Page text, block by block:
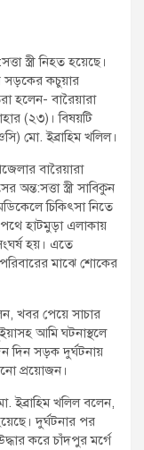
স্ত্রী নিহত হয়েছে।
সড়কের কচুয়ার
হলেন- বারৈয়ারা
(২৩)। বিষয়টি
মো. ইব্রাহিম খলিল।
বারৈয়ারা
অন্ত:সত্তা স্ত্রী সাবিকুন
চিকিৎসা নিতে
হাটমুড়া এলাকায়
হয়। এতে
মাঝে শোকের
খবর পেয়ে সাচার
আমি ঘটনাস্থলে
দিন সড়ক দুর্ঘটনায়
প্রয়োজন।
ইব্রাহিম খলিল বলেন,
দুর্ঘটনার পর
করে চাঁদপুর মর্গে